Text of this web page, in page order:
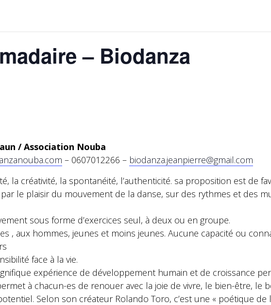
– Biodanza
/ Association Nouba
– 0607012266 – biodanza.jeanpierre@gmail.com
la créativité, la spontanéité, l’authenticité. sa proposition est de
le plaisir du mouvement de la danse, sur des rythmes et des
sous forme d’exercices seul, à deux ou en groupe.
, aux hommes, jeunes et moins jeunes. Aucune capacité ou
face à la vie.
expérience de développement humain et de croissance
à chacun-es de renouer avec la joie de vivre, le bien-être, le
Selon son créateur Rolando Toro, c’est une « poétique